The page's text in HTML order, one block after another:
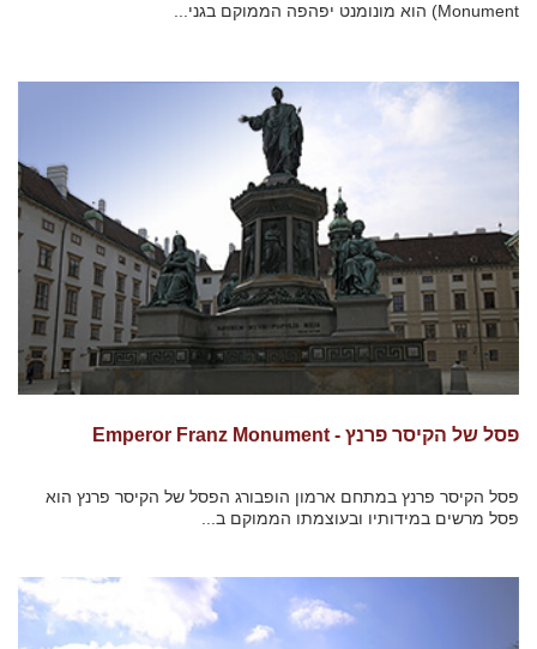
Monument) הוא מונומנט יפהפה הממוקם בגני...
פסל של הקיסר פרנץ - Emperor Franz Monument
פסל הקיסר פרנץ במתחם ארמון הופבורג הפסל של הקיסר פרנץ הוא
פסל מרשים במידותיו ובעוצמתו הממוקם ב...